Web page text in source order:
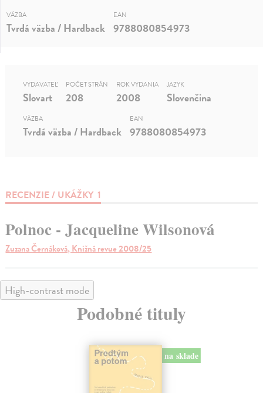
VÄZBA
Tvrdá väzba / Hardback
EAN
9788080854973
RECENZIE / UKÁŽKY 1
Polnoc - Jacqueline Wilsonová
Zuzana Černáková, Knižná revue 2008/25
VYDAVATEĽ
Slovart
POČET STRÁN
208
ROK VYDANIA
2008
JAZYK
Slovenčina
VÄZBA
Tvrdá väzba / Hardback
EAN
9788080854973
High-contrast mode
Podobné tituly
na sklade